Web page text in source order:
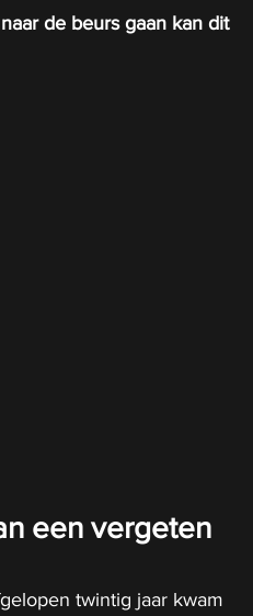
de beurs gaan kan dit
een vergeten
twintig jaar kwam